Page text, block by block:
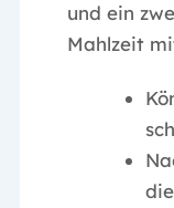
und ein
Mahlzeit